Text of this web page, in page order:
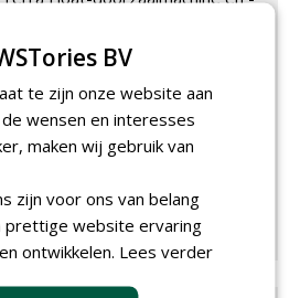
of stervormige messen kan
terreinen uitstekend volgen.
maken: een gelijkmatige
werkbreedte. Door de
van de massieve tanden
bochten te rijden zonder
BV
te zijn onze website aan
wensen en interesses
maken wij gebruik van
zijn voor ons van belang
prettige website ervaring
ontwikkelen. Lees verder